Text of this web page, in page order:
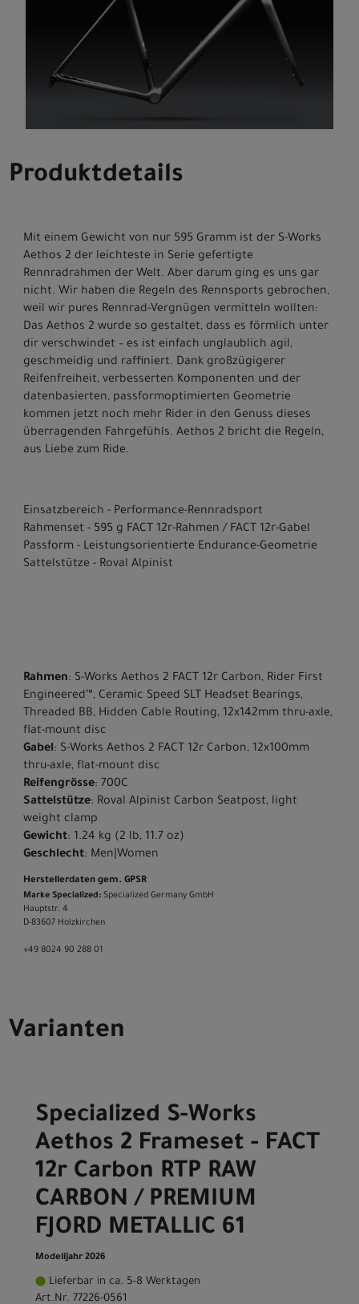
Produktdetails
Mit einem Gewicht von nur 595 Gramm ist der S-Works
Aethos 2 der leichteste in Serie gefertigte
Rennradrahmen der Welt. Aber darum ging es uns gar
nicht. Wir haben die Regeln des Rennsports gebrochen,
weil wir pures Rennrad-Vergnügen vermitteln wollten:
Das Aethos 2 wurde so gestaltet, dass es förmlich unter
dir verschwindet – es ist einfach unglaublich agil,
geschmeidig und raffiniert. Dank großzügigerer
Reifenfreiheit, verbesserten Komponenten und der
datenbasierten, passformoptimierten Geometrie
kommen jetzt noch mehr Rider in den Genuss dieses
überragenden Fahrgefühls. Aethos 2 bricht die Regeln,
aus Liebe zum Ride.
Einsatzbereich - Performance-Rennradsport
Rahmenset - 595 g FACT 12r-Rahmen / FACT 12r-Gabel
Passform - Leistungsorientierte Endurance-Geometrie
Sattelstütze - Roval Alpinist
Rahmen: S-Works Aethos 2 FACT 12r Carbon, Rider First
Engineered™, Ceramic Speed SLT Headset Bearings,
Threaded BB, Hidden Cable Routing, 12x142mm thru-axle,
flat-mount disc
Gabel: S-Works Aethos 2 FACT 12r Carbon, 12x100mm
thru-axle, flat-mount disc
Reifengrösse: 700C
Sattelstütze: Roval Alpinist Carbon Seatpost, light
weight clamp
Gewicht: 1.24 kg (2 lb, 11.7 oz)
Geschlecht: Men|Women
Herstellerdaten gem. GPSR
Marke Specialized: Specialized Germany GmbH
Hauptstr. 4
D-83607 Holzkirchen
+49 8024 90 288 01
Varianten
Specialized S-Works
Aethos 2 Frameset - FACT
12r Carbon RTP RAW
CARBON / PREMIUM
FJORD METALLIC 61
Modelljahr 2026
Lieferbar in ca. 5-8 Werktagen
Art.Nr. 77226-0561